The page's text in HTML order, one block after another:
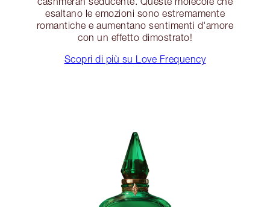
esaltano le emozioni sono estremamente
romantiche e aumentano sentimenti d'amore
con un effetto dimostrato!
Scopri di più su Love Frequency